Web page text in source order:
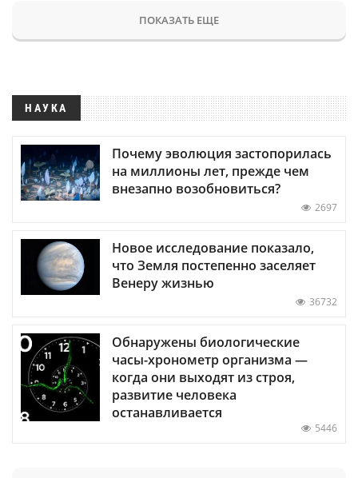
ПОКАЗАТЬ ЕЩЕ
НАУКА
Почему эволюция застопорилась
на миллионы лет, прежде чем
внезапно возобновиться?
2697
Новое исследование показало,
что Земля постепенно заселяет
Венеру жизнью
36732
Обнаружены биологические
часы-хронометр организма —
когда они выходят из строя,
развитие человека
останавливается
5446